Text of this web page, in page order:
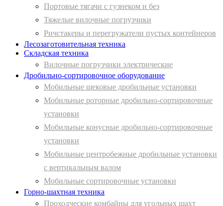
Портовые тягачи с гузнеком и без
Тяжелые вилочные погрузчики
Ричстакеры и перегружатели пустых контейнеров
Лесозаготовительная техника
Складская техника
Вилочные погрузчики электрические
Дробильно-сортировочное оборудование
Мобильные щековые дробильные установки
Мобильные роторные дробильно-сортировочные
установки
Мобильные конусные дробильно-сортировочные
установки
Мобильные центробежные дробильные установки
с вертикальным валом
Мобильные сортировочные установки
Горно-шахтная техника
Проходческие комбайны для угольных шахт